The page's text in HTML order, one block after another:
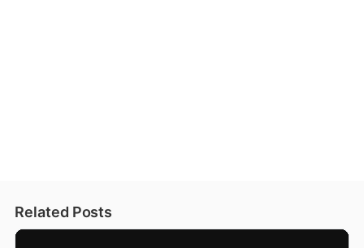
Related Posts